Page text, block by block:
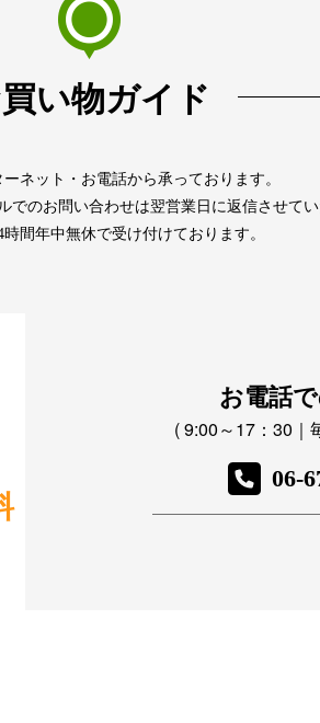
い物ガイド
ネット・お電話から承っております。
でのお問い合わせは翌営業日に返信させてい
間年中無休で受け付けております。
お電話
( 9:00～17：30｜
06-